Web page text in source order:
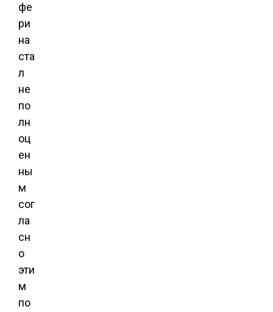
фе
ри
на
ста
л
не
по
лн
оц
ен
ны
м
сог
ла
сн
о
эти
м
по